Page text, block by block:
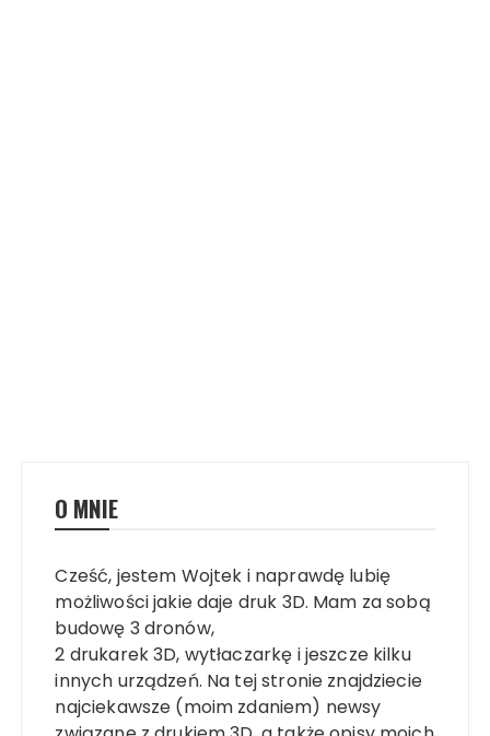
O MNIE
Cześć, jestem Wojtek i naprawdę lubię
możliwości jakie daje druk 3D. Mam za sobą
budowę 3 dronów,
2 drukarek 3D, wytłaczarkę i jeszcze kilku
innych urządzeń. Na tej stronie znajdziecie
najciekawsze (moim zdaniem) newsy